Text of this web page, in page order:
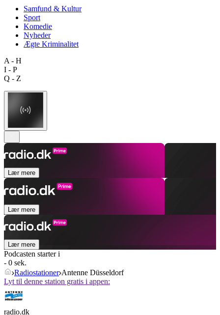
Samfund & Kultur
Sport
Komedie
Nyheder
Ægte Kriminalitet
A - H
I - P
Q - Z
Lær mere
Lær mere
Lær mere
Podcasten starter i
- 0 sek.
Radiostationer Antenne Düsseldorf
Lyt til denne station gratis i appen:
radio.dk